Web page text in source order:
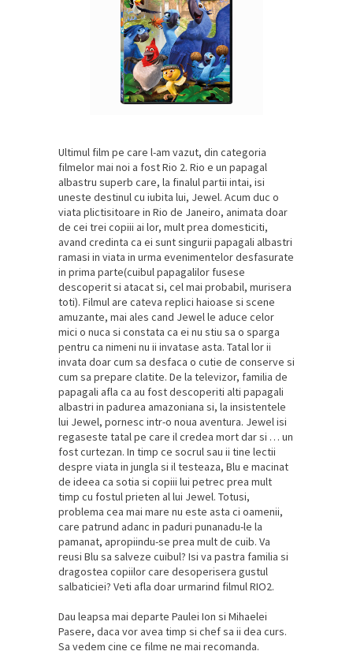
Ultimul film pe care l-am vazut, din categoria
filmelor mai noi a fost Rio 2. Rio e un papagal
albastru superb care, la finalul partii intai, isi
uneste destinul cu iubita lui, Jewel. Acum duc o
viata plictisitoare in Rio de Janeiro, animata doar
de cei trei copiii ai lor, mult prea domesticiti,
avand credinta ca ei sunt singurii papagali albastri
ramasi in viata in urma evenimentelor desfasurate
in prima parte(cuibul papagalilor fusese
descoperit si atacat si, cel mai probabil, murisera
toti). Filmul are cateva replici haioase si scene
amuzante, mai ales cand Jewel le aduce celor
mici o nuca si constata ca ei nu stiu sa o sparga
pentru ca nimeni nu ii invatase asta. Tatal lor ii
invata doar cum sa desfaca o cutie de conserve si
cum sa prepare clatite. De la televizor, familia de
papagali afla ca au fost descoperiti alti papagali
albastri in padurea amazoniana si, la insistentele
lui Jewel, pornesc intr-o noua aventura. Jewel isi
regaseste tatal pe care il credea mort dar si … un
fost curtezan. In timp ce socrul sau ii tine lectii
despre viata in jungla si il testeaza, Blu e macinat
de ideea ca sotia si copiii lui petrec prea mult
timp cu fostul prieten al lui Jewel. Totusi,
problema cea mai mare nu este asta ci oamenii,
care patrund adanc in paduri punanadu-le la
pamanat, apropiindu-se prea mult de cuib. Va
reusi Blu sa salveze cuibul? Isi va pastra familia si
dragostea copiilor care desoperisera gustul
salbaticiei? Veti afla doar urmarind filmul RIO2.
Dau leapsa mai departe Paulei Ion si Mihaelei
Pasere, daca vor avea timp si chef sa ii dea curs.
Sa vedem cine ce filme ne mai recomanda.